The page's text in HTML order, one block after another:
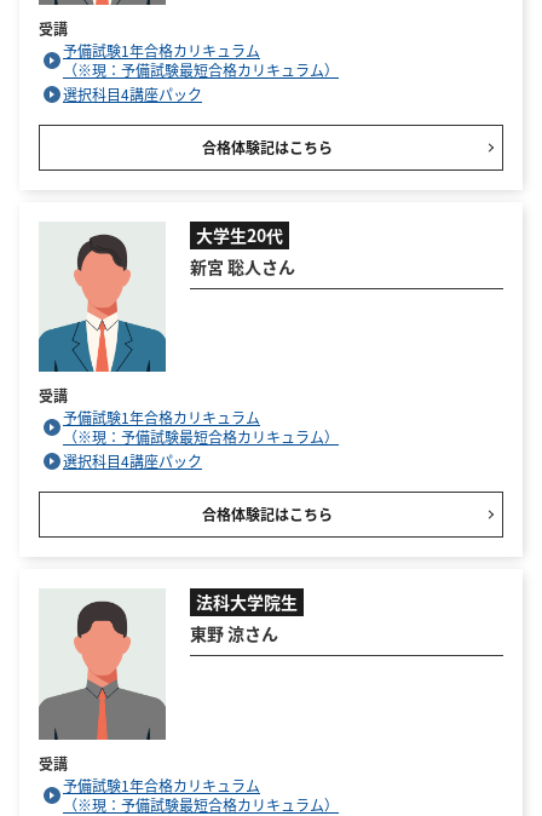
受講
予備試験1年合格カリキュラム
（※現：予備試験最短合格カリキュラム）
選択科目4講座パック
合格体験記はこちら
大学生20代
新宮 聡人さん
受講
予備試験1年合格カリキュラム
（※現：予備試験最短合格カリキュラム）
選択科目4講座パック
合格体験記はこちら
法科大学院生
東野 涼さん
受講
予備試験1年合格カリキュラム
（※現：予備試験最短合格カリキュラム）